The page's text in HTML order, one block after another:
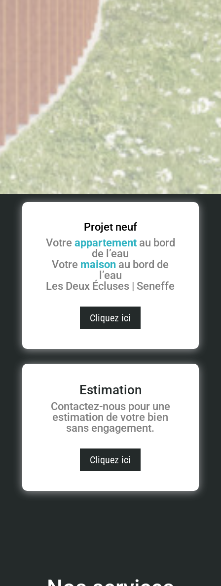
Projet neuf
Votre appartementau bord
de l’eau
Votre maison au bord de
l’eau
Les Deux Écluses | Seneffe
Cliquez ici
Estimation
Contactez-nous pour une
estimation de votre bien
sans engagement.
Cliquez ici